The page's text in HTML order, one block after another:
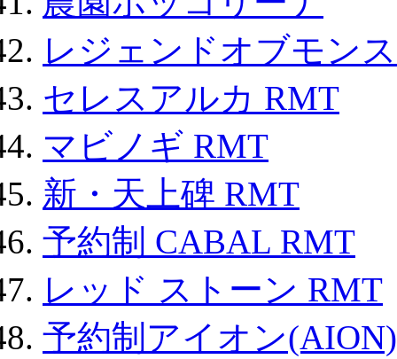
レジェンドオブモン
セレスアルカ RMT
マビノギ RMT
新・天上碑 RMT
予約制 CABAL RMT
レッド ストーン RMT
予約制アイオン